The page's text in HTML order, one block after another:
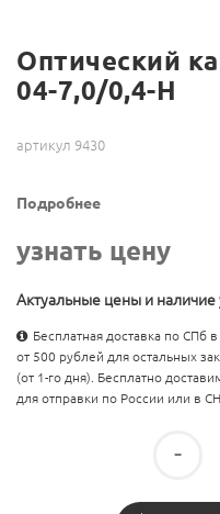
Оптический
04-7,0/0,4-Н
артикул 9430
Подробнее
узнать цену
Актуальные цены и
Бесплатная доставка по СПб
от 500 рублей для остальных
(от 1-го дня). Бесплатно
для отправки по России или в
-